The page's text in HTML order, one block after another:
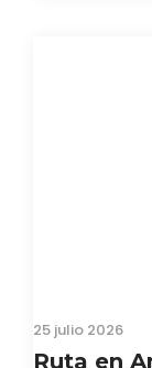
25 julio 2026
Ruta en